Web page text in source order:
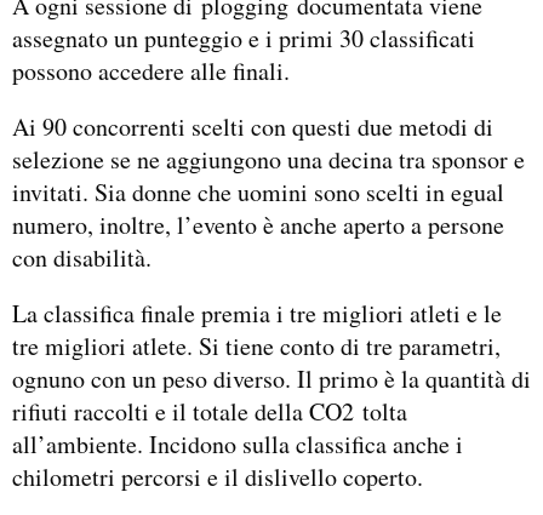
assegnato un punteggio e i primi 30 classificati
possono accedere alle finali.
Ai 90 concorrenti scelti con questi due metodi di
selezione se ne aggiungono una decina tra sponsor e
invitati. Sia donne che uomini sono scelti in egual
numero, inoltre, l’evento è anche aperto a persone
con disabilità.
La classifica finale premia i tre migliori atleti e le
tre migliori atlete. Si tiene conto di tre parametri,
ognuno con un peso diverso. Il primo è la quantità di
rifiuti raccolti e il totale della CO2 tolta
all’ambiente. Incidono sulla classifica anche i
chilometri percorsi e il dislivello coperto.